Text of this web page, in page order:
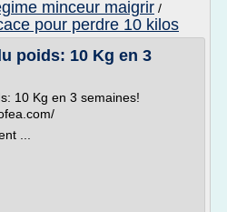
minceur maigrir /
pour perdre 10 kilos
poids: 10 Kg en 3
10 Kg en 3 semaines!
...